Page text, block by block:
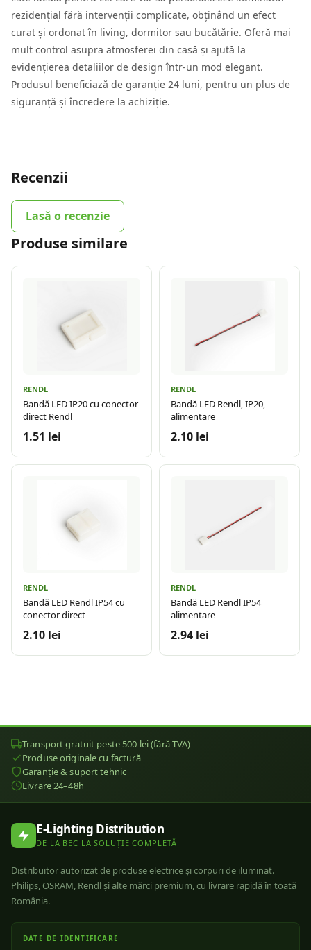
rezidențial fără intervenții complicate, obținând un efect
curat și ordonat în living, dormitor sau bucătărie. Oferă mai
mult control asupra atmosferei din casă și ajută la
evidențierea detaliilor de design într-un mod elegant.
Produsul beneficiază de garanție 24 luni, pentru un plus de
siguranță și încredere la achiziție.
Recenzii
Lasă o recenzie
Produse similare
RENDL
Bandă LED IP20 cu conector
direct Rendl
1.51 lei
RENDL
Bandă LED Rendl, IP20,
alimentare
2.10 lei
RENDL
Bandă LED Rendl IP54 cu
conector direct
2.10 lei
RENDL
Bandă LED Rendl IP54
alimentare
2.94 lei
Transport gratuit peste 500 lei (fără TVA)
Produse originale cu factură
Garanție & suport tehnic
Livrare 24–48h
E-Lighting Distribution
DE LA BEC LA SOLUȚIE COMPLETĂ
Distribuitor autorizat de produse electrice și corpuri de iluminat.
Philips, OSRAM, Rendl și alte mărci premium, cu livrare rapidă în toată
România.
DATE DE IDENTIFICARE